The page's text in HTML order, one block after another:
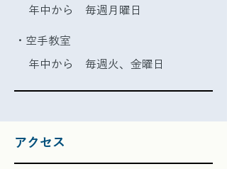
年中から 毎週月曜日
・空手教室
年中から 毎週火、金曜日
アクセス